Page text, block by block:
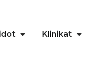
Klinikat